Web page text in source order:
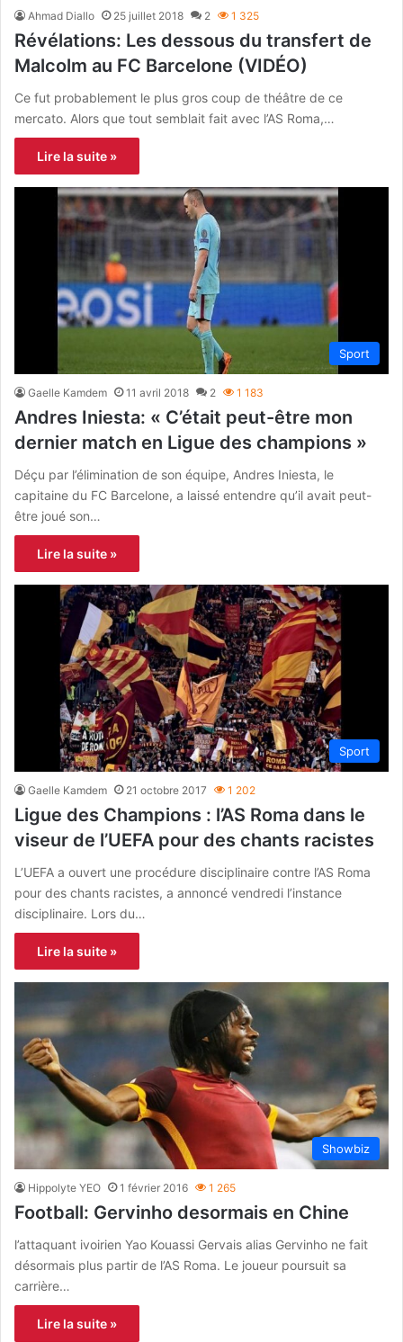
Ahmad Diallo 25 juillet 2018 2 1 325
Révélations: Les dessous du transfert de
Malcolm au FC Barcelone (VIDÉO)
Ce fut probablement le plus gros coup de théâtre de ce
mercato. Alors que tout semblait fait avec l’AS Roma,…
Lire la suite »
Sport
Gaelle Kamdem 11 avril 2018 2 1 183
Andres Iniesta: « C’était peut-être mon
dernier match en Ligue des champions »
Déçu par l’élimination de son équipe, Andres Iniesta, le
capitaine du FC Barcelone, a laissé entendre qu’il avait peut-
être joué son…
Lire la suite »
Sport
Gaelle Kamdem 21 octobre 2017 1 202
Ligue des Champions : l’AS Roma dans le
viseur de l’UEFA pour des chants racistes
L’UEFA a ouvert une procédure disciplinaire contre l’AS Roma
pour des chants racistes, a annoncé vendredi l’instance
disciplinaire. Lors du…
Lire la suite »
Showbiz
Hippolyte YEO 1 février 2016 1 265
Football: Gervinho desormais en Chine
l’attaquant ivoirien Yao Kouassi Gervais alias Gervinho ne fait
désormais plus partir de l’AS Roma. Le joueur poursuit sa
carrière…
Lire la suite »